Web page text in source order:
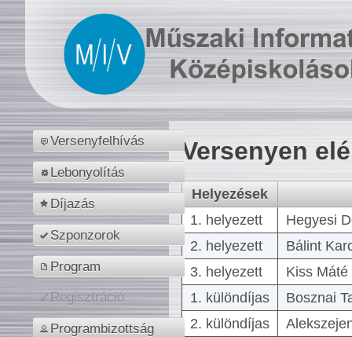
Versenyfelhívás
Lebonyolítás
Díjazás
Szponzorok
Program
Regisztráció
Programbizottság
Versenyen
Helyezések
1. helyezett
Hegyesi
2. helyezett
Bálint
3. helyezett
Kiss
1. különdíjas
Bosznai
2. különdíjas